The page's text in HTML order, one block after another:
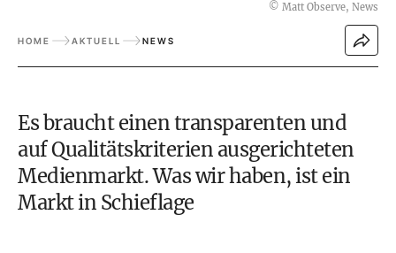
© Matt Observe, News
HOME AKTUELL NEWS
Es braucht einen transparenten und
auf Qualitätskriterien ausgerichteten
Medienmarkt. Was wir haben, ist ein
Markt in Schieflage